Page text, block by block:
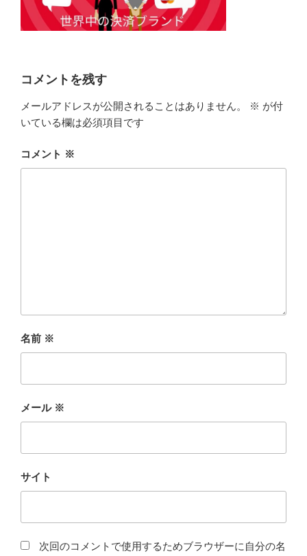
コメントを残す
メールアドレスが公開されることはありません。 ※ が付
いている欄は必須項目です
コメント ※
名前 ※
メール ※
サイト
次回のコメントで使用するためブラウザーに自分の名